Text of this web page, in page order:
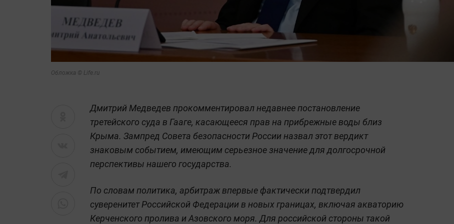
Обложка © Life.ru
Дмитрий Медведев прокомментировал недавнее постановление
третейского суда в Гааге, касающееся прав на прибрежные воды близ
Крыма. Зампред Совета безопасности России назвал этот вердикт
знаковым событием, имеющим серьезное значение для долгосрочной
перспективы нашего государства.
По словам политика, арбитраж впервые фактически подтвердил
суверенитет Российской Федерации в новых границах, включая акваторию
Керченского пролива и Азовского моря. Для российской стороны такой